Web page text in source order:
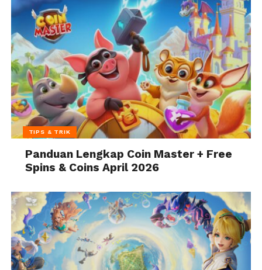
TIPS & TRIK
Panduan Lengkap Coin Master + Free
Spins & Coins April 2026